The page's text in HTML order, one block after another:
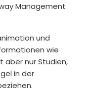
Management
und
wie
aber nur Studien,
in der